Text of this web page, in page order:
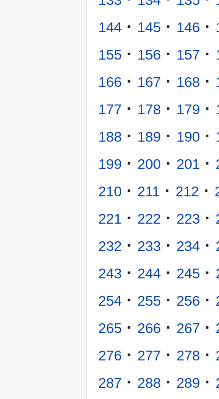
144 · 145 · 146 ·
155 · 156 · 157 ·
166 · 167 · 168 ·
177 · 178 · 179 ·
188 · 189 · 190 ·
199 · 200 · 201 ·
210 · 211 · 212 ·
221 · 222 · 223 ·
232 · 233 · 234 ·
243 · 244 · 245 ·
254 · 255 · 256 ·
265 · 266 · 267 ·
276 · 277 · 278 ·
287 · 288 · 289 ·